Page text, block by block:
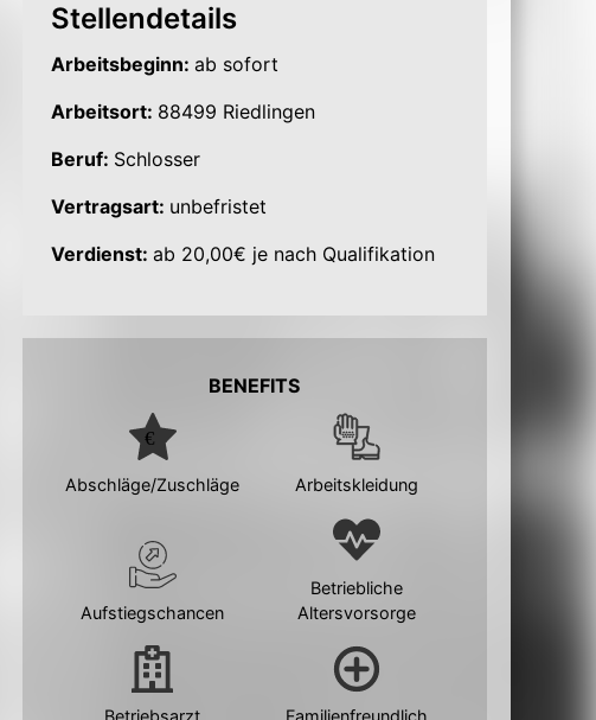
Stellendetails
Arbeitsbeginn: ab sofort
Arbeitsort: 88499 Riedlingen
Beruf: Schlosser
Vertragsart: unbefristet
Verdienst: ab 20,00€ je nach Qualifikation
BENEFITS
Abschläge/Zuschläge Arbeitskleidung
Aufstiegschancen
Betriebliche
Altersvorsorge